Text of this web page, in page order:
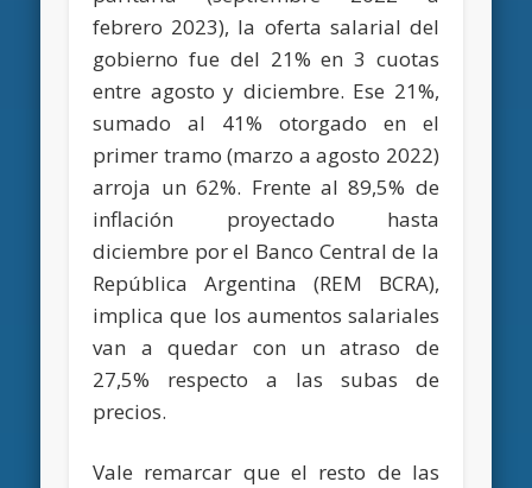
febrero 2023), la oferta salarial del
gobierno fue del 21% en 3 cuotas
entre agosto y diciembre. Ese 21%,
sumado al 41% otorgado en el
primer tramo (marzo a agosto 2022)
arroja un 62%. Frente al 89,5% de
inflación proyectado hasta
diciembre por el Banco Central de la
República Argentina (REM BCRA),
implica que los aumentos salariales
van a quedar con un atraso de
27,5% respecto a las subas de
precios.
Vale remarcar que el resto de las